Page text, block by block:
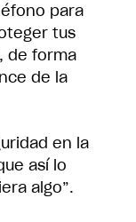
para
tus
de forma
de la
en la
así lo
algo”.